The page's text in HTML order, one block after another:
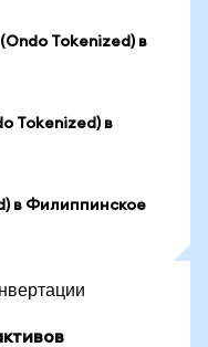
Tokenized) в
Tokenized) в
в Филиппинское